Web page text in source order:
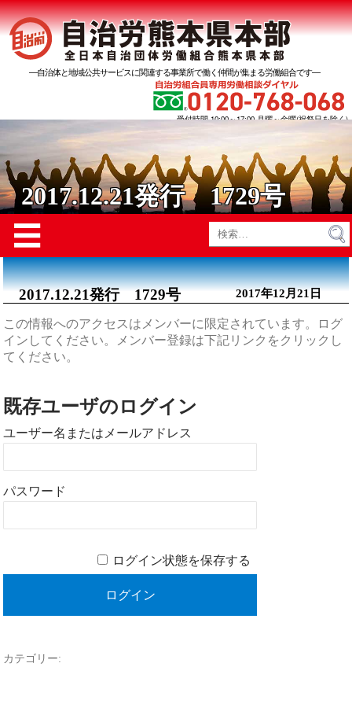
―自治体と地域公共サービスに関連する事業所で働く仲間が集まる労働組合です―
受付時間 10:00～17:00 月曜～金曜(祝祭日を除く)
2017.12.21発行 1729号
☰
検
索:
2017.12.21発行 1729号 2017年12月21日
この情報へのアクセスはメンバーに限定されています。ログ
インしてください。メンバー登録は下記リンクをクリックし
てください。
既存ユーザのログイン
ユーザー名またはメールアドレス
パスワード
ログイン状態を保存する
カテゴリー: